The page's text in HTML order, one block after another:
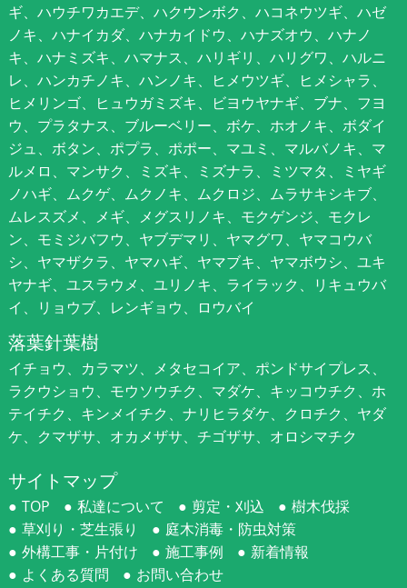
ギ、ハウチワカエデ、ハクウンボク、ハコネウツギ、ハゼ
ノキ、ハナイカダ、ハナカイドウ、ハナズオウ、ハナノ
キ、ハナミズキ、ハマナス、ハリギリ、ハリグワ、ハルニ
レ、ハンカチノキ、ハンノキ、ヒメウツギ、ヒメシャラ、
ヒメリンゴ、ヒュウガミズキ、ビヨウヤナギ、ブナ、フヨ
ウ、プラタナス、ブルーベリー、ボケ、ホオノキ、ボダイ
ジュ、ボタン、ポプラ、ポポー、マユミ、マルバノキ、マ
ルメロ、マンサク、ミズキ、ミズナラ、ミツマタ、ミヤギ
ノハギ、ムクゲ、ムクノキ、ムクロジ、ムラサキシキブ、
ムレスズメ、メギ、メグスリノキ、モクゲンジ、モクレ
ン、モミジバフウ、ヤブデマリ、ヤマグワ、ヤマコウバ
シ、ヤマザクラ、ヤマハギ、ヤマブキ、ヤマボウシ、ユキ
ヤナギ、ユスラウメ、ユリノキ、ライラック、リキュウバ
イ、リョウブ、レンギョウ、ロウバイ
落葉針葉樹
イチョウ、カラマツ、メタセコイア、ポンドサイプレス、
ラクウショウ、モウソウチク、マダケ、キッコウチク、ホ
テイチク、キンメイチク、ナリヒラダケ、クロチク、ヤダ
ケ、クマザサ、オカメザサ、チゴザサ、オロシマチク
サイトマップ
TOP 私達について 剪定・刈込
樹木伐採
草刈り・芝生張り
庭木消毒・防虫対策
外構工事・片付け
施工事例
新着情報
よくある質問
お問い合わせ